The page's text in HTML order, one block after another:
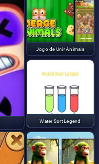
Jogo de Unir Animais
Water Sort Legend